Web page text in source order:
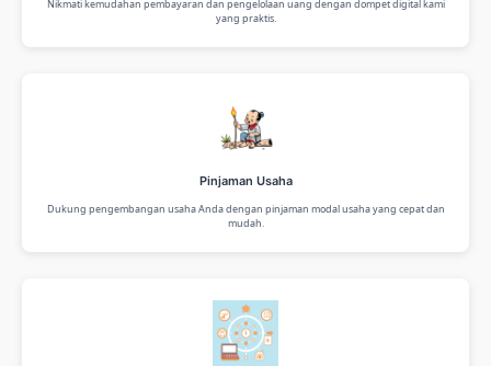
Nikmati kemudahan pembayaran dan pengelolaan uang dengan dompet digital kami
yang praktis.
Pinjaman Usaha
Dukung pengembangan usaha Anda dengan pinjaman modal usaha yang cepat dan
mudah.